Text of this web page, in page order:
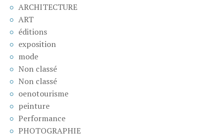
ARCHITECTURE
ART
éditions
exposition
mode
Non classé
Non classé
oenotourisme
peinture
Performance
PHOTOGRAPHIE